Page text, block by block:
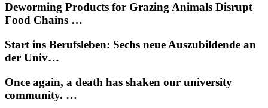
Deworming Products for Grazing Animals Disrupt
Food Chains …
Start ins Berufsleben: Sechs neue Auszubildende an
der Univ…
Once again, a death has shaken our university
community. …